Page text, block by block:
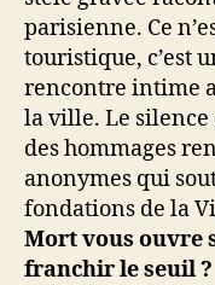
parisienne. Ce
touristique, c’est
rencontre intime
la ville. Le silence
des hommages
anonymes qui
fondations de la
Mort vous ouvre
franchir le seuil ?